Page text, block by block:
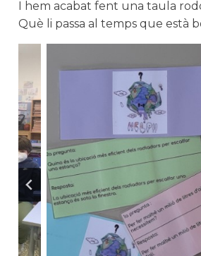
I hem acabat fent una taula
Què li passa al temps que està